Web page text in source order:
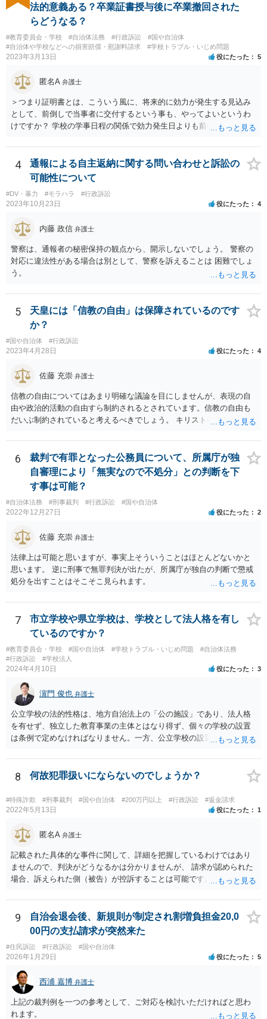
法的意義ある？卒業証書授与後に卒業撤回された
らどうなる？
#教育委員会・学校 #自治体法務 #行政訴訟
#国や自治体
#自治体や学校などへの損害賠償・慰謝料請求
#学校トラブル・いじめ問題
2023年3月13日 役にたった 5
匿名A 弁護士
＞つまり証明書とは、こういう風に、将来的に効力が発生する見込み
として、前倒しで当事者に交付するという事も、やってよいというわ
けですか？ 学校の学事日程の関係で効力発生日よりも前に交付したか
でしょう。 両者をそろえるに越したことはないですが、卒業式の日程
自体は各学校によって慣例として定められることが多いですし、学籍
離脱日も、学校によって異なるようですから、そのこと自体に特に問
題はないでしょう。 ＞万一、効力発生日より前に、その効力が無効と
なる出来事が起こったとしたら、その証明書は効力を発生する事な
く、証明書としては無効化されるということですね？ そう考えるのが
自然でしょう。 ただし、卒業証書自体は、通常記載されている内容
が、全課程を修了したという事実について記載されており、卒業式時
点では、そのこと自体は過去の事実として間違いないので、卒業証書
自体の無効かどうかという法的な効力を議論するものではないでしょ
う。 問題は、証書そのものではなく、在学中に何らかの問題を起こし
て学籍を剥奪されたかどうか、ということなので、厳密に言えば卒業
証書自体の議論とは直接関係しないと思います。
4
通報による自主返納に関する問い合わせと訴訟の
可能性について
#DV・暴力 #モラハラ #行政訴訟
2023年10月23日 役にたった 4
内藤 政信 弁護士
警察は、通報者の秘密保持の観点から、開示しないでしょう。 警察の
対応に違法性がある場合は別として、警察を訴えることは 困難でしょ
う。
5
天皇には「信教の自由」は保障されているのです
か？
#国や自治体 #行政訴訟
2023年4月28日 役にたった 4
佐藤 充崇 弁護士
信教の自由についてはあまり明確な議論を目にしませんが、表現の自
由や政治的活動の自由すら制約されるとされています。信教の自由も
だいぶ制約されていると考えるべきでしょう。 キリスト教の信仰につ
由に宮中の祭祀・儀礼に関する儀式を拒否したり、それら儀式の遂行
を批判する意見を公にすることが無制限に許されるとは思えません。
6
裁判で有罪となった公務員について、所属庁が独
自審理により「無実なので不処分」との判断を下
す事は可能？
#自治体法務 #刑事裁判 #行政訴訟 #国や自治体
2022年12月27日 役にたった 2
佐藤 充崇 弁護士
法律上は可能と思いますが、事実上そういうことはほとんどないかと
思います。 逆に刑事で無罪判決が出たが、所属庁が独自の判断で懲戒
処分を出すことはそこそこ見られます。
7
市立学校や県立学校は、学校として法人格を有し
ているのですか？
#教育委員会・学校 #国や自治体 #学校トラブル・いじめ問題
#自治体法務
#行政訴訟
#学校法人
2024年4月10日 役にたった 3
濵門 俊也 弁護士
公立学校の法的性格は、地方自治法上の「公の施設」であり、法人格
を有せず、独立した教育事業の主体とはなり得ず、個々の学校の設置
は条例で定めなければなりません。一方、公立学校の設置者である地
利義務の主体となる法人格を有し、教育事業の主体となっています。
ちなみに、公立学校は教育行政組織上の取扱いとしては「教育機関」
8 何故犯罪扱いにならないのでしょうか？
#特殊詐欺 #刑事裁判 #国や自治体 #200万円以上 #行政訴訟 #返金請求
2022年5月13日 役にたった 1
匿名A 弁護士
記載された具体的な事件に関して、詳細を把握しているわけではあり
ませんので、判決がどうなるかは分かりませんが、 請求が認められた
場合、訴えられた側（被告）が控訴することは可能です。 控訴が認め
はできます。 実際に被告に資産がないとなれば、判決で請求が認めら
れたとしても、回収はできません。
9
自治会退会後、新規則が制定され割増負担金20,0
00円の支払請求が突然来た
#住民訴訟 #行政訴訟 #国や自治体
2026年1月29日 役にたった 5
西浦 嘉博 弁護士
上記の裁判例を一つの参考として、ご対応を検討いただければと思わ
れます。